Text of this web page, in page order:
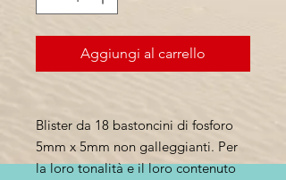
Aggiungi al carrello
Blister da 18 bastoncini di fosforo
5mm x 5mm non galleggianti. Per
la loro tonalità e il loro contenuto